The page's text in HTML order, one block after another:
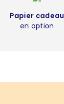
Papier cadeau
en option